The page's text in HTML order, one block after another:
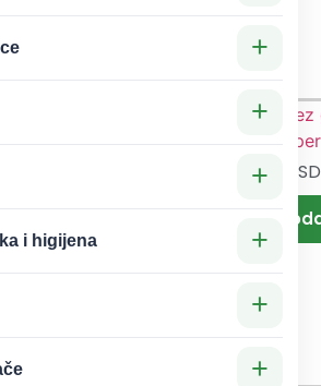
+
+
+
i higijena +
+
+
pahuljice
Superfood
250 RSD